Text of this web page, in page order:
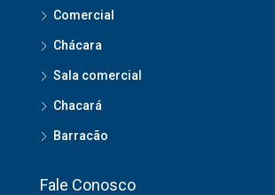
Comercial
Chácara
Sala comercial
Chacará
Barracão
Fale Conosco